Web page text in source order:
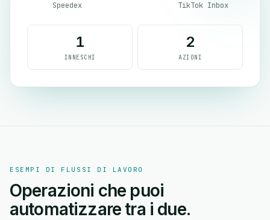
Speedex TikTok Inbox
1
INNESCHI
2
AZIONI
ESEMPI DI FLUSSI DI LAVORO
Operazioni che puoi
automatizzare tra i due.